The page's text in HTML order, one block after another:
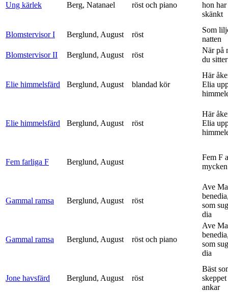
Ung kärlek Berg, Natanael röst och piano
hon
skänkt
Blomstervisor I Berglund, August röst
Som
natten
Blomstervisor II
Berglund, August röst
När på
du sitter
Elie himmelsfärd Berglund, August blandad kör
Här
Elia
Elie himmelsfärd Berglund, August röst
Här
Elia
Fem farliga F Berglund, August
Fem F
Gammal ramsa Berglund, August röst
Ave
som
dia
Gammal ramsa Berglund, August röst och piano
Ave
som
dia
Jone havsfärd Berglund, August röst
Bäst
ankar